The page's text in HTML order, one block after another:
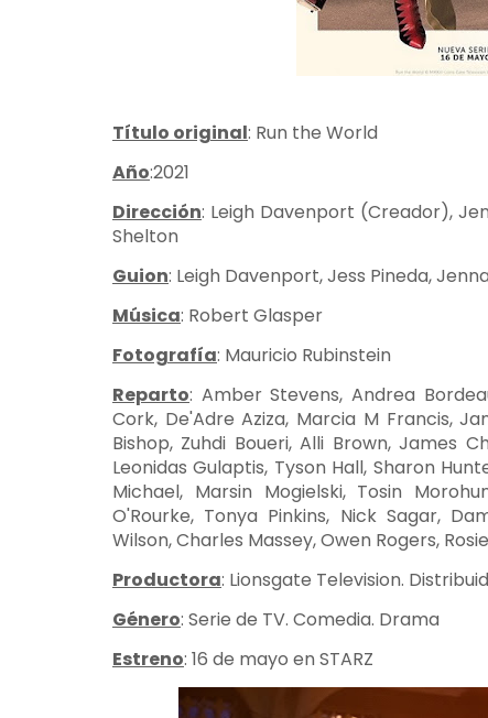
Título original: Run the World
Año:2021
Dirección: Leigh Davenport (Creador),
Shelton
Guion: Leigh Davenport, Jess Pineda,
Música: Robert Glasper
Fotografía: Mauricio Rubinstein
Reparto: Amber Stevens, Andrea
Cork, De'Adre Aziza, Marcia M Francis,
Bishop, Zuhdi Boueri, Alli Brown, James
Leonidas Gulaptis, Tyson Hall, Sharon
Michael, Marsin Mogielski, Tosin
O'Rourke, Tonya Pinkins, Nick Sagar,
Wilson, Charles Massey, Owen Rogers,
Productora: Lionsgate Television.
Género: Serie de TV. Comedia. Drama
Estreno: 16 de mayo en STARZ